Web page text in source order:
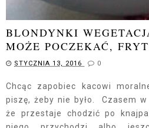
BLONDYNKI
MOŻE POCZEKAĆ,
STYCZNIA 13, 2016 0
Chcąc zapobiec kacowi
piszę, żeby nie było. Czasem
że przestaje chodzić po